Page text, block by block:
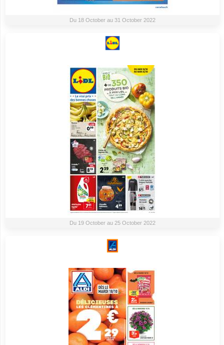
Du 18 October au 31 October 2022
Du 19 October au 25 October 2022